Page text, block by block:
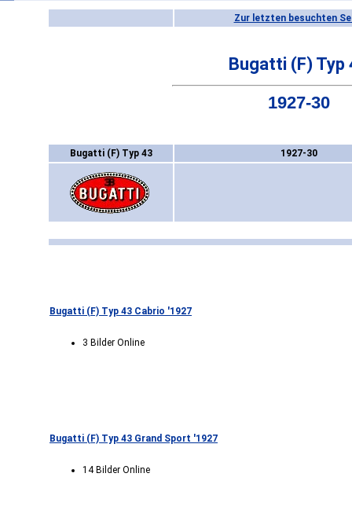
Zur letzten besuchten
Bugatti (F) Typ
1927-30
Bugatti (F) Typ 43 1927-30
Bugatti (F) Typ 43 Cabrio '1927
3 Bilder Online
Bugatti (F) Typ 43 Grand Sport '1927
14 Bilder Online